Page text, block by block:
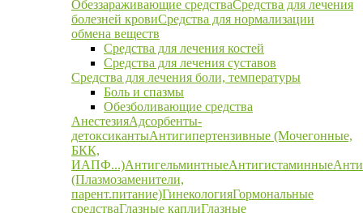
Обеззараживающие средстваСредства для лечения
болезней кровиСредства для нормализации
обмена веществ
Средства для лечения костей
Средства для лечения суставов
Средства для лечения боли, температуры
Боль и спазмы
Обезболивающие средства
АнестезияАдсорбенты-
детоксикантыАнтигипертензивные (Мочегонные,
БКК,
ИАПФ...)АнтигельминтныеАнтигистаминные
(Плазмозаменители,
парент.питание)ГинекологияГормональные
средстваГлазные каплиГлазные